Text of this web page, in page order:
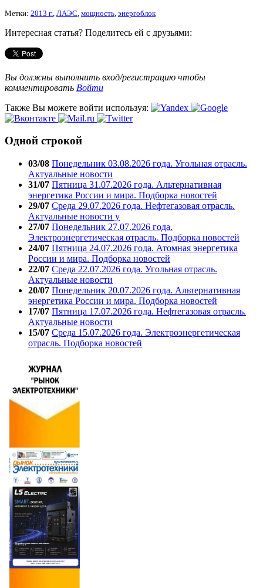
Метки: 2013 г. ЛАЭС мощность энергоблок
Интересная статья? Поделитесь ей с друзьями:
Вы должны выполнить вход/регистрацию чтобы
комментировать Войти
Также Вы можете войти используя:
Одной строкой
03/08 Понедельник 03.08.2026 года. Угольная отрасль.
Актуальные новости
31/07 Пятница 31.07.2026 года. Альтернативная
энергетика России и мира. Подборка новостей
29/07 Среда 29.07.2026 года. Нефтегазовая отрасль.
Актуальные новости у
27/07 Понедельник 27.07.2026 года.
Электроэнергетическая отрасль. Подборка новостей
24/07 Пятница 24.07.2026 года. Атомная энергетика
России и мира. Подборка новостей
22/07 Среда 22.07.2026 года. Угольная отрасль.
Актуальные новости
20/07 Понедельник 20.07.2026 года. Альтернативная
энергетика России и мира. Подборка новостей
17/07 Пятница 17.07.2026 года. Нефтегазовая отрасль.
Актуальные новости
15/07 Среда 15.07.2026 года. Электроэнергетическая
отрасль. Подборка новостей